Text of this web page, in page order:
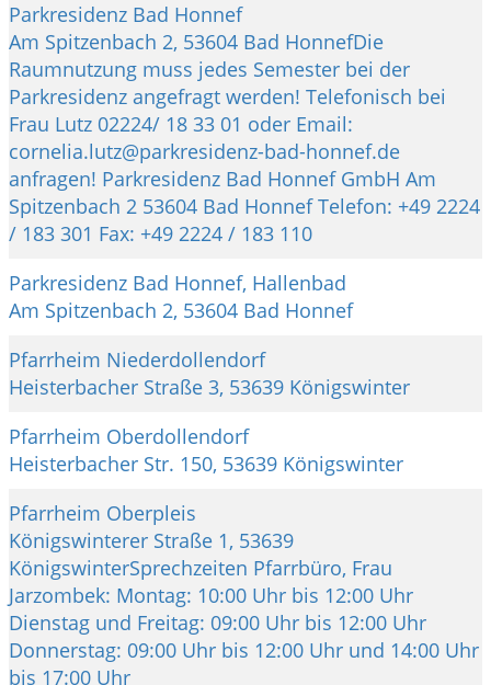
Parkresidenz Bad Honnef
Am Spitzenbach 2, 53604 Bad HonnefDie
Raumnutzung muss jedes Semester bei der
Parkresidenz angefragt werden! Telefonisch bei
Frau Lutz 02224/ 18 33 01 oder Email:
cornelia.lutz@parkresidenz-bad-honnef.de
anfragen! Parkresidenz Bad Honnef GmbH Am
Spitzenbach 2 53604 Bad Honnef Telefon: +49 2224
/ 183 301 Fax: +49 2224 / 183 110
Parkresidenz Bad Honnef, Hallenbad
Am Spitzenbach 2, 53604 Bad Honnef
Pfarrheim Niederdollendorf
Heisterbacher Straße 3, 53639 Königswinter
Pfarrheim Oberdollendorf
Heisterbacher Str. 150, 53639 Königswinter
Pfarrheim Oberpleis
Königswinterer Straße 1, 53639
KönigswinterSprechzeiten Pfarrbüro, Frau
Jarzombek: Montag: 10:00 Uhr bis 12:00 Uhr
Dienstag und Freitag: 09:00 Uhr bis 12:00 Uhr
Donnerstag: 09:00 Uhr bis 12:00 Uhr und 14:00 Uhr
bis 17:00 Uhr